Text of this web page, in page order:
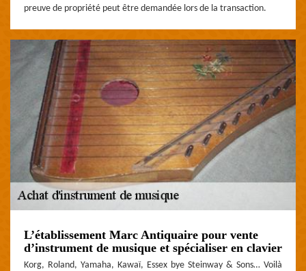
preuve de propriété peut être demandée lors de la transaction.
L’établissement Marc Antiquaire pour vente
d’instrument de musique et spécialiser en clavier
Korg, Roland, Yamaha, Kawaï, Essex bye Steinway & Sons… Voilà